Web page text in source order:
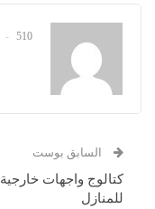
510 المشاركات
السابق بوست
كتالوج واجهات خارجية
للمنازل